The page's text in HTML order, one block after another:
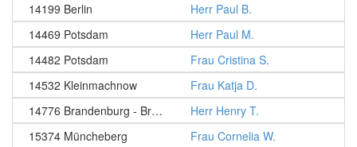
14199 Berlin
Herr Paul B.
14469 Potsdam
Herr Paul M.
14482 Potsdam
Frau Cristina S.
14532 Kleinmachnow
Frau Katja D.
14776 Brandenburg - Brandenburg an der Havel
Herr Henry T.
15374 Müncheberg
Frau Cornelia W.